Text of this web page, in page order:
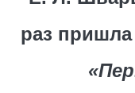
раз